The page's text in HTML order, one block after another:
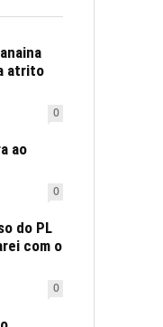
atrito
0
ao
0
do PL
com o
0